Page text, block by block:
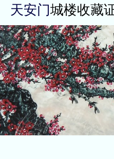
天安门城楼收藏